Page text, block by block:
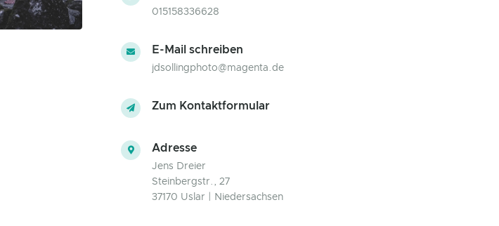
015158336628
E-Mail schreiben
jdsollingphoto@magenta.de
Zum Kontaktformular
Adresse
Jens Dreier
Steinbergstr., 27
37170 Uslar | Niedersachsen